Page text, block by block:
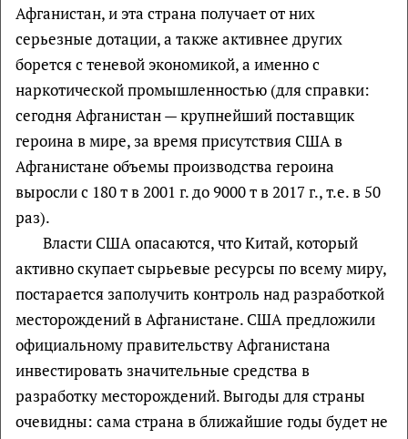
Афганистан, и эта страна получает от них
серьезные дотации, а также активнее других
борется с теневой экономикой, а именно с
наркотической промышленностью (для справки:
сегодня Афганистан — крупнейший поставщик
героина в мире, за время присутствия США в
Афганистане объемы производства героина
выросли с 180 т в 2001 г. до 9000 т в 2017 г., т.е. в 50
раз).
Власти США опасаются, что Китай, который
активно скупает сырьевые ресурсы по всему миру,
постарается заполучить контроль над разработкой
месторождений в Афганистане. США предложили
официальному правительству Афганистана
инвестировать значительные средства в
разработку месторождений. Выгоды для страны
очевидны: сама страна в ближайшие годы будет не